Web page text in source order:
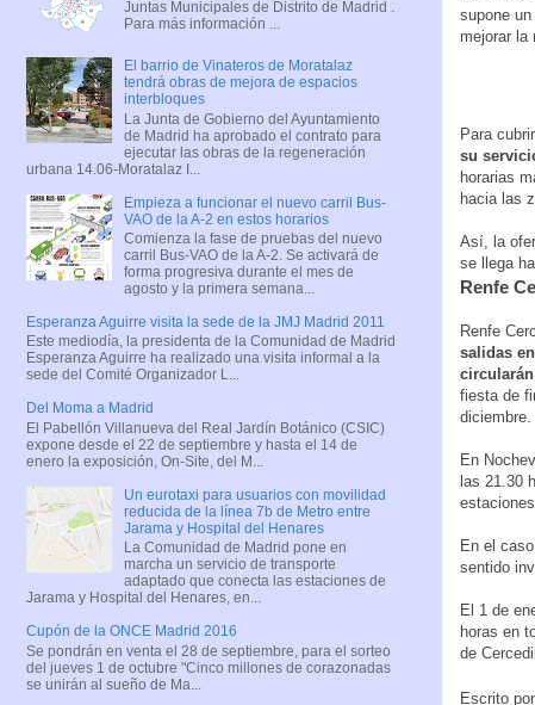
supone
mejorar la
Para
su
horarias
hacia las
Así, la
se llega
Renfe
Renfe
salidas
fiesta de
diciembre.
En
las 21.30
En el
sentido
El 1 de
horas en
de
Escrito por
Juntas Municipales de Distrito de Madrid .
Para más información ...
El barrio de Vinateros de Moratalaz
tendrá obras de mejora de espacios
interbloques
La Junta de Gobierno del Ayuntamiento
de Madrid ha aprobado el contrato para
ejecutar las obras de la regeneración
urbana 14.06-Moratalaz I...
Empieza a funcionar el nuevo carril Bus-
VAO de la A-2 en estos horarios
Comienza la fase de pruebas del nuevo
carril Bus-VAO de la A-2. Se activará de
forma progresiva durante el mes de
agosto y la primera semana...
Esperanza Aguirre visita la sede de la JMJ Madrid 2011
Este mediodía, la presidenta de la Comunidad de Madrid
Esperanza Aguirre ha realizado una visita informal a la
sede del Comité Organizador L...
Del Moma a Madrid
El Pabellón Villanueva del Real Jardín Botánico (CSIC)
expone desde el 22 de septiembre y hasta el 14 de
enero la exposición, On-Site, del M...
Un eurotaxi para usuarios con movilidad
reducida de la línea 7b de Metro entre
Jarama y Hospital del Henares
La Comunidad de Madrid pone en
marcha un servicio de transporte
adaptado que conecta las estaciones de
Jarama y Hospital del Henares, en...
Cupón de la ONCE Madrid 2016
Se pondrán en venta el 28 de septiembre, para el sorteo
del jueves 1 de octubre "Cinco millones de corazonadas
se unirán al sueño de Ma...